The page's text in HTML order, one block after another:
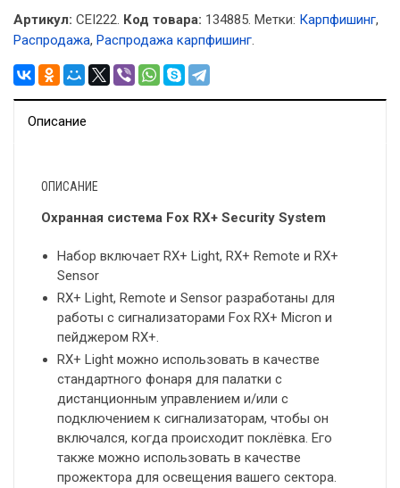
Артикул: CEI222. Код товара: 134885. Метки: Карпфишинг,
Распродажа, Распродажа карпфишинг.
Описание
ОПИСАНИЕ
Охранная система Fox RX+ Security System
Набор включает RX+ Light, RX+ Remote и RX+
Sensor
RX+ Light, Remote и Sensor разработаны для
работы с сигнализаторами Fox RX+ Micron и
пейджером RX+.
RX+ Light можно использовать в качестве
стандартного фонаря для палатки с
дистанционным управлением и/или с
подключением к сигнализаторам, чтобы он
включался, когда происходит поклёвка. Его
также можно использовать в качестве
прожектора для освещения вашего сектора.